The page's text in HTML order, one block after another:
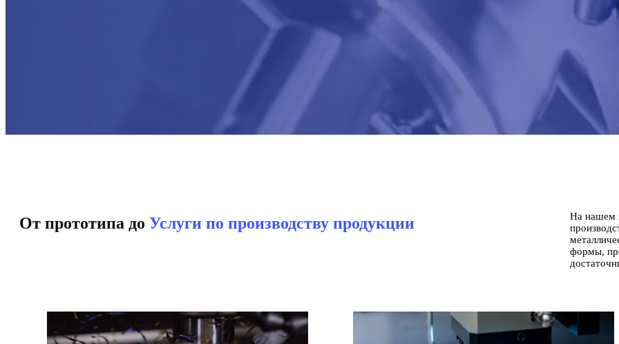
От прототипа до Услуги по производству продукции
На нашем
формы,